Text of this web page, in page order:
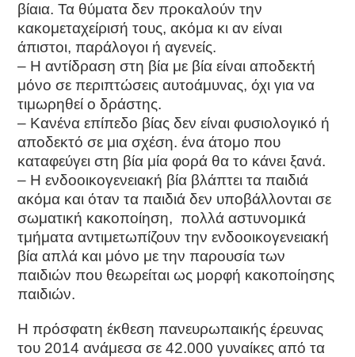
βίαια. Τα θύματα δεν προκαλούν την
κακομεταχείρισή τους, ακόμα κι αν είναι
άπιστοι, παράλογοι ή αγενείς.
– Η αντίδραση στη βία με βία είναι αποδεκτή
μόνο σε περιπτώσεις αυτοάμυνας, όχι για να
τιμωρηθεί ο δράστης.
– Κανένα επίπεδο βίας δεν είναι φυσιολογικό ή
αποδεκτό σε μια σχέση. ένα άτομο που
καταφεύγει στη βία μία φορά θα το κάνει ξανά.
– Η ενδοοικογενειακή βία βλάπτει τα παιδιά
ακόμα και όταν τα παιδιά δεν υποβάλλονται σε
σωματική κακοποίηση, πολλά αστυνομικά
τμήματα αντιμετωπίζουν την ενδοοικογενειακή
βία απλά και μόνο με την παρουσία των
παιδιών που θεωρείται ως μορφή κακοποίησης
παιδιών.
Η πρόσφατη έκθεση πανευρωπαικής έρευνας
του 2014 ανάμεσα σε 42.000 γυναίκες από τα